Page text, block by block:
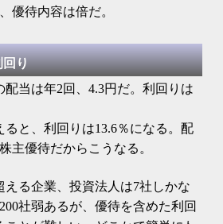
優待内容は倍だ。
回り
配当は年2回、4.3円だ。利回りは
ると、利回りは13.6％になる。配
主優待だからこうなる。
える企業、投資法人は7社しかな
社弱あるが、優待を含めた利回